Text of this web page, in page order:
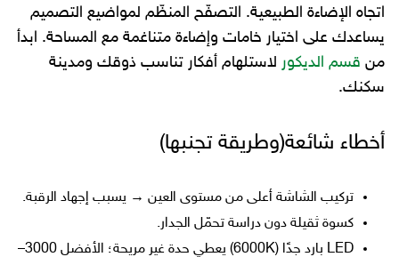
اتجاه الإضاءة الطبيعية. التصفّح المنظّم لمواضيع التصميم
يساعدك على اختيار خامات وإضاءة متناغمة مع المساحة. ابدأ
من قسم الديكور لاستلهام أفكار تناسب ذوقك ومدينة
سكنك.
أخطاء شائعة(وطريقة تجنبها)
تركيب الشاشة أعلى من مستوى العين → يسبب إجهاد الرقبة.
كسوة ثقيلة دون دراسة تحمّل الجدار.
LED بارد جدًا (6000K) يعطي حدة غير مريحة؛ الأفضل 3000–